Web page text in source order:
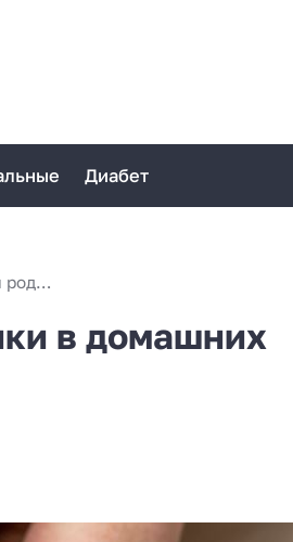
Диабет
Опасные последствия удаления родинки в домашних условиях
в домашних